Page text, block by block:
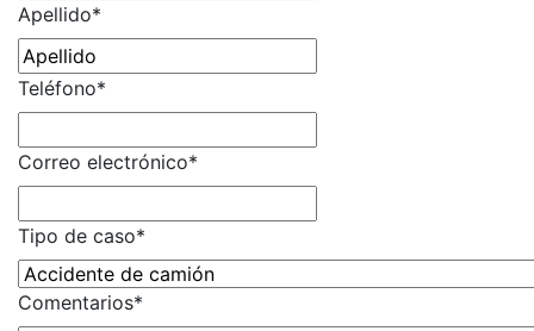
Apellido*
Teléfono*
Correo electrónico*
Tipo de caso*
Comentarios*